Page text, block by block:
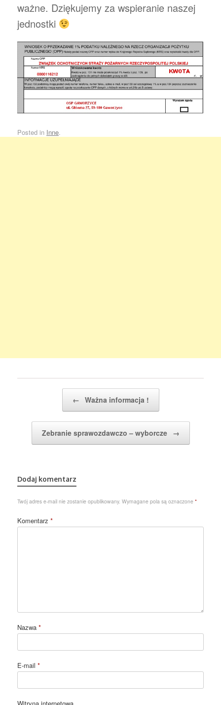
ważne. Dziękujemy za wspieranie naszej
jednostki
Posted in Inne.
← Ważna informacja !
Zebranie sprawozdawczo – wyborcze →
Dodaj komentarz
Twój adres e-mail nie zostanie opublikowany. Wymagane pola są oznaczone *
Komentarz *
Nazwa *
E-mail *